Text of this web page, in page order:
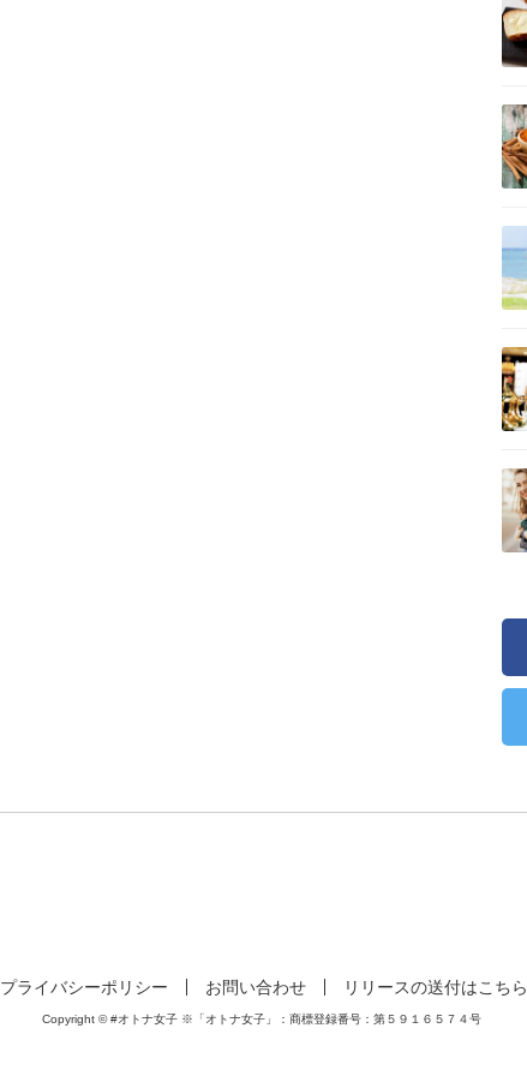
プライバシーポリシー お問い合わせ リリースの送付はこちら
Copyright © #オトナ女子 ※「オトナ女子」：商標登録番号：第５９１６５７４号